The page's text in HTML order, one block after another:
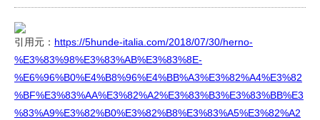
引用元： https://5hunde-italia.com/2018/07/30/herno-
%E3%83%98%E3%83%AB%E3%83%8E-
%E6%96%B0%E4%B8%96%E4%BB%A3%E3%82%A4%E3%82
%BF%E3%83%AA%E3%82%A2%E3%83%B3%E3%83%BB%E3
%83%A9%E3%82%B0%E3%82%B8%E3%83%A5%E3%82%A2